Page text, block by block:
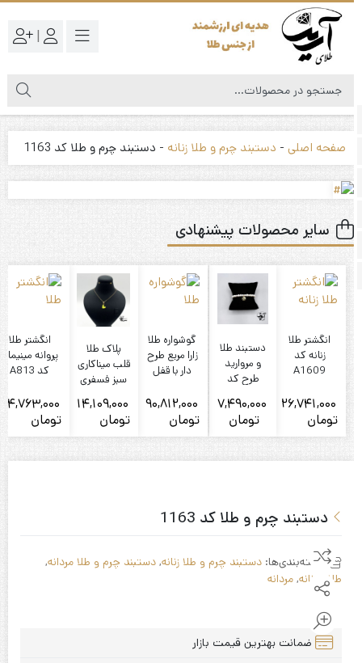
|
صفحه اصلی- دستبند چرم و طلا زنانه- دستبند چرم و طلا کد 1163
سایر محصولات پیشنهادی
انگشتر طلا
زنانه کد
A1609
26,741,000
تومان
دستبند طلا
و مروارید
طرح کد
7,490,000
تومان
گوشواره طلا
زارا مربع طرح
دار با قفل
90,812,000
تومان
پلاک طلا
قلب میناکاری
سبز فسفری
کد 22 بدون
زنجیر
14,109,000
تومان
انگشتر طلا
پروانه مینیمال
کد A813
34,763,000
تومان
دستبند چرم و طلا کد 1163
دسته‌بندی‌ها:دستبند چرم و طلا زنانه,دستبند چرم و طلا مردانه,
طلای زنانه,مردانه
ضمانت بهترین قیمت بازار